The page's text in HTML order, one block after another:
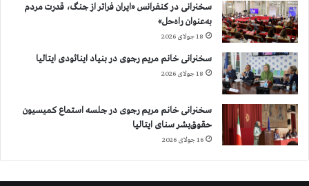
سخنرانی در کنفرانس «ایران فراتر از جنگ، قدرت مردم
به‌عنوان راه‌حل»
18 جولای 2026
سخنرانی خانم مریم رجوی در بنیاد اینائودی ایتالیا
18 جولای 2026
سخنرانی خانم مریم رجوی در جلسه استماع کمیسیون
حقوق‌بشر سنای ایتالیا
16 جولای 2026